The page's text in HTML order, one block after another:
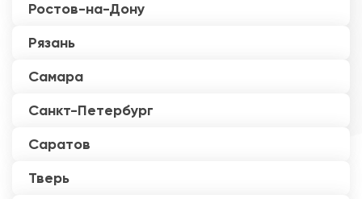
Ростов-на-Дону
Рязань
Самара
Санкт-Петербург
Саратов
Тверь